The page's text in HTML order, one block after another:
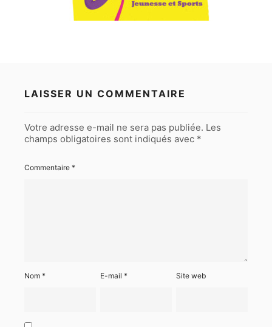
LAISSER UN COMMENTAIRE
Votre adresse e-mail ne sera pas publiée. Les
champs obligatoires sont indiqués avec *
Commentaire *
Nom * E-mail* Site web